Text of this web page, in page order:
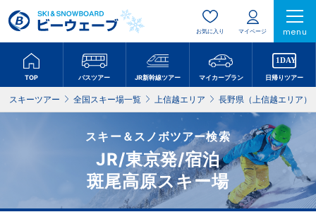
お気に入り マイページ menu
TOP バスツアー JR新幹線ツアー マイカープラン 日帰りツアー
スキーツアー 全国スキー場一覧 上信越エリア 長野県（上信越エリア）
スキー＆スノボツアー検索
JR/東京発/宿泊
斑尾高原スキー場